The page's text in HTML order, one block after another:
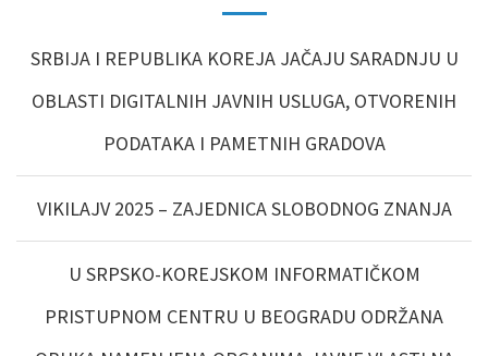
SRBIJA I REPUBLIKA KOREJA JAČAJU SARADNJU U
OBLASTI DIGITALNIH JAVNIH USLUGA, OTVORENIH
PODATAKA I PAMETNIH GRADOVA
VIKILAJV 2025 – ZAJEDNICA SLOBODNOG ZNANJA
U SRPSKO-KOREJSKOM INFORMATIČKOM
PRISTUPNOM CENTRU U BEOGRADU ODRŽANA